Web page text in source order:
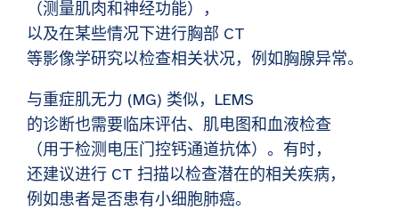
（测量肌肉和神经功能），
以及在某些情况下进行胸部 CT
等影像学研究以检查相关状况，例如胸腺异常。
与重症肌无力 (MG) 类似，LEMS
的诊断也需要临床评估、肌电图和血液检查
（用于检测电压门控钙通道抗体）。有时，
还建议进行 CT 扫描以检查潜在的相关疾病，
例如患者是否患有小细胞肺癌。